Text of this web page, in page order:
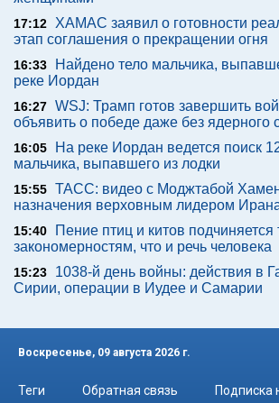
17:12
ХАМАС заявил о готовности
этап соглашения о прекращении огня
16:33
Найдено тело мальчика,
реке Иордан
16:27 WSJ: Трамп готов завершить
объявить о победе даже без ядерного
16:05
На реке Иордан ведется поиск
мальчика, выпавшего из лодки
15:55 ТАСС: видео с Моджтабой
назначения верховным лидером
15:40
Пение птиц и китов
закономерностям, что и речь человека
15:23
1038-й день войны: действия в
Сирии, операции в Иудее и Самарии
Воскресенье, 09 августа 2026 г.
Теги Обратная связь Подписка